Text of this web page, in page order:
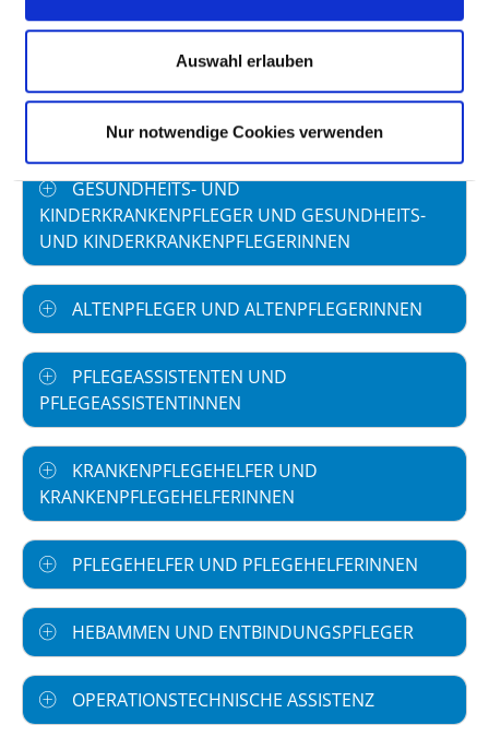
Auswahl erlauben
Nur notwendige Cookies verwenden
Personal in der
ambulanten Versorgung
5,44
Personal in der
stationären Versorgung
39,92
GESUNDHEITS- UND
KINDERKRANKENPFLEGER UND GESUNDHEITS-
UND KINDERKRANKENPFLEGERINNEN
ALTENPFLEGER UND ALTENPFLEGERINNEN
PFLEGEASSISTENTEN UND
PFLEGEASSISTENTINNEN
KRANKENPFLEGEHELFER UND
KRANKENPFLEGEHELFERINNEN
PFLEGEHELFER UND PFLEGEHELFERINNEN
HEBAMMEN UND ENTBINDUNGSPFLEGER
OPERATIONSTECHNISCHE ASSISTENZ